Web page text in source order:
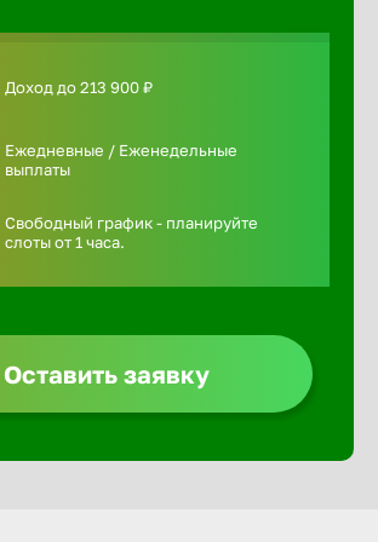
Доход до 213 900 ₽
Ежедневные / Еженедельные
выплаты
Свободный график - планируйте
слоты от 1 часа.
Оставить заявку